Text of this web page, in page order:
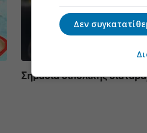
Σημάδια διπολικής
Δεν